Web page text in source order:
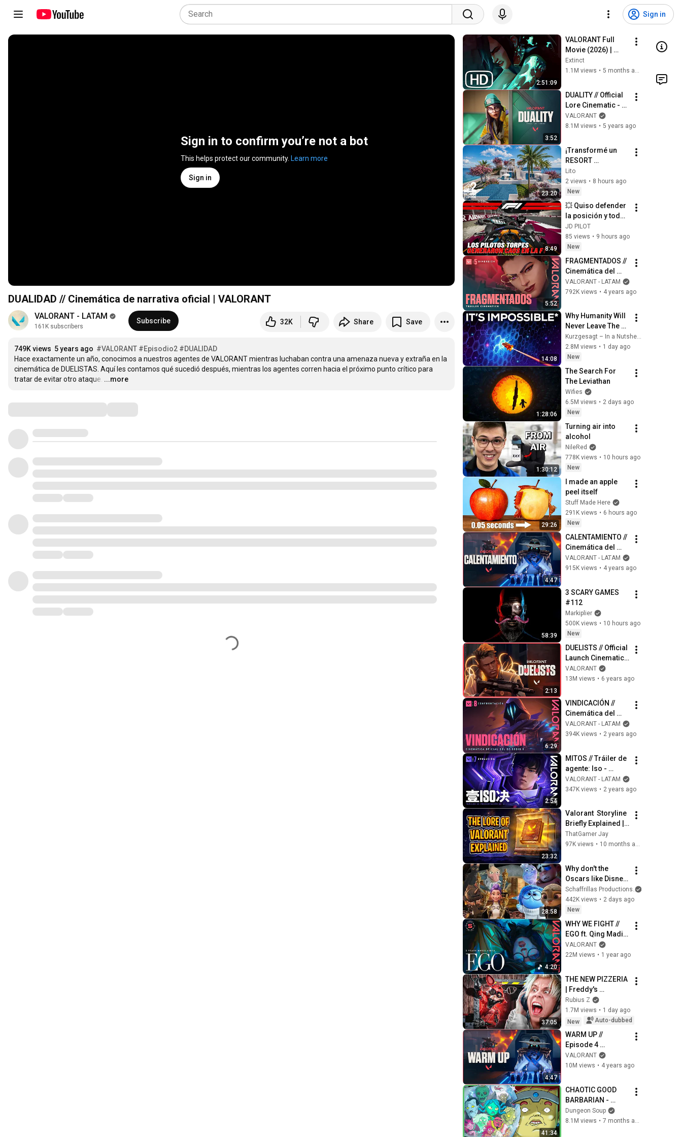
Sign in
Sign in to confirm you’re not a bot
This helps protect our community. Learn more
Sign in
DUALIDAD // Cinemática de narrativa oficial | VALORANT
VALORANT - LATAM
161K subscribers
Subscribe 32K Share Save
749K views 5 years ago #VALORANT #Episodio2 #DUALIDAD
Hace exactamente un año, conocimos a nuestros agentes de VALORANT mientras luchaban contra una amenaza nueva y extraña en la
cinemática de DUELISTAS. Aquí les contamos qué sucedió después, mientras los agentes corren hacia el próximo punto crítico para
tratar de evitar otro ataque. …
...more
2:51:09
VALORANT Full
Movie (2026) |
EVERY Valorant
Lore Cinematic In
Extinct
1.1M views • 5 months ago
3:52
DUALITY // Official
Lore Cinematic -
VALORANT
VALORANT
8.1M views • 5 years ago
23:20
¡Transformé un
RESORT
ABANDONADO en
el PARAÍSO de
Santorini! 🌴 |
House Flipper 2 ⭐
Lito
2 views • 8 hours ago
New
8:49
💥 Quiso defender
la posición y todo
terminó en
desastre |
Accidentes
Increíbles en F1
#19
JD PILOT
85 views • 9 hours ago
New
5:52
FRAGMENTADOS //
Cinemática del
Episodio 5:
DIMENSIÓN |
VALORANT - LATAM
792K views • 4 years ago
14:08
Why Humanity Will
Never Leave The
Solar System
Kurzgesagt – In a Nutshell
2.8M views • 1 day ago
New
1:28:06
The Search For
The Leviathan
Wifies
6.5M views • 2 days ago
New
1:30:12
Turning air into
alcohol
NileRed
778K views • 10 hours ago
New
29:26
I made an apple
peel itself
Stuff Made Here
291K views • 6 hours ago
New
4:47
CALENTAMIENTO //
Cinemática del
Episodio 4 |
VALORANT
VALORANT - LATAM
915K views • 4 years ago
58:39
3 SCARY GAMES
#112
Markiplier
500K views • 10 hours ago
New
2:13
DUELISTS // Official
Launch Cinematic
Trailer - VALORANT
VALORANT
13M views • 6 years ago
6:29
VINDICACIÓN //
Cinemática del
Episodio 8 -
VALORANT
VALORANT - LATAM
394K views • 2 years ago
2:54
MITOS // Tráiler de
agente: Iso -
VALORANT
VALORANT - LATAM
347K views • 2 years ago
23:32
Valorant  Storyline
Briefly Explained |
Valorant Lore
ThatGamer Jay
97K views • 10 months ago
28:58
Why don't the
Oscars like Disney
anymore?
Schaffrillas Productions
442K views • 2 days ago
New
4:20
WHY WE FIGHT //
EGO ft. Qing Madi //
Year 5 Music Video
- VALORANT
VALORANT
22M views • 1 year ago
37:05
THE NEW PIZZERIA
| Freddy's
HappyLand
Rubius Z
1.7M views • 1 day ago
New
Auto-dubbed
4:47
WARM UP //
Episode 4
Cinematic -
VALORANT
VALORANT
10M views • 4 years ago
41:34
CHAOTIC GOOD
BARBARIAN -
SEASON 1
COMPILATION
Dungeon Soup
8.1M views • 7 months ago